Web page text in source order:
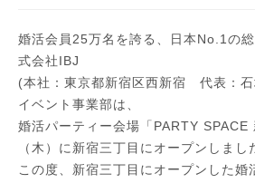
婚活会員25万名を誇る、日本No.1の
式会社IBJ
(本社：東京都新宿区西新宿 代表：
イベント事業部は、
婚活パーティー会場「PARTY SPACE
（木）に新宿三丁目にオープンしまし
この度、新宿三丁目にオープンした婚